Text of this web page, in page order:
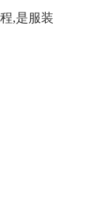
,是服装